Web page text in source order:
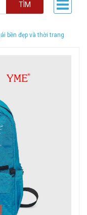
TÌM
bền đẹp và thời trang